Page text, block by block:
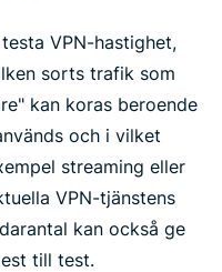
VPN-hastighet,
sorts trafik som
kan koras beroende
och i vilket
streaming eller
VPN-tjänstens
kan också ge
till test.